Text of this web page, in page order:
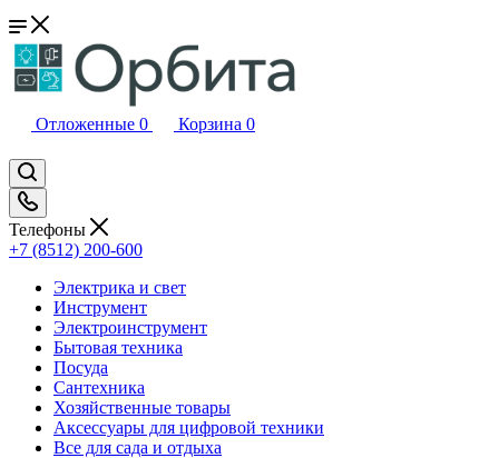
Отложенные 0 Корзина 0
Телефоны
+7 (8512) 200-600
Электрика и свет
Инструмент
Электроинструмент
Бытовая техника
Посуда
Сантехника
Хозяйственные товары
Аксессуары для цифровой техники
Все для сада и отдыха